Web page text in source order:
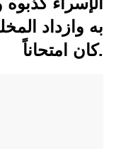
به وازداد
كان امتحاناً.